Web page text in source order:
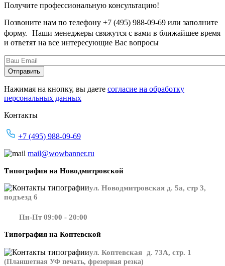
Получите профессиональную консультацию!
Позвоните нам по телефону +7 (495) 988-09-69 или заполните
форму. Наши менеджеры свяжутся с вами в ближайшее время
и ответят на все интересующие Вас вопросы
Нажимая на кнопку, вы даете согласие на обработку
персональных данных
Контакты
+7 (495) 988-09-69
mail@wowbanner.ru
Типография на Новодмитровской
ул. Новодмитровская д. 5а, стр 3,
подъезд 6
Пн-Пт 09:00 - 20:00
Типография на Коптевской
ул. Коптевская д. 73А, стр. 1
(Планшетная УФ печать, фрезерная резка)